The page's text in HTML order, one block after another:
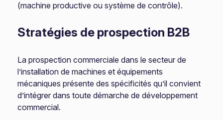
(machine productive ou système de contrôle).
Stratégies de prospection B2B
La prospection commerciale dans le secteur de
l’installation de machines et équipements
mécaniques présente des spécificités qu’il convient
d’intégrer dans toute démarche de développement
commercial.